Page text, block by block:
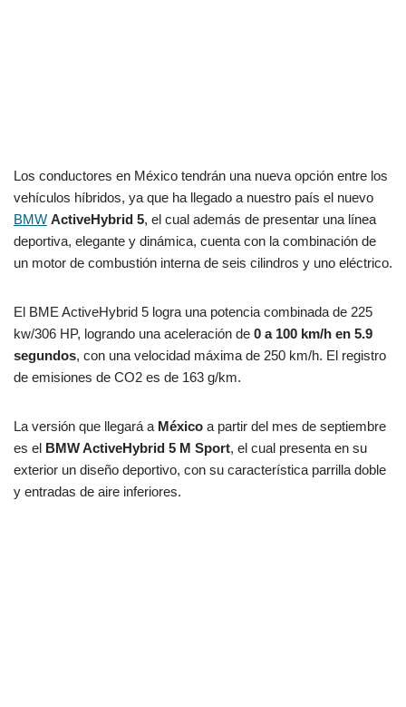
Los conductores en México tendrán una nueva opción entre los
vehículos híbridos, ya que ha llegado a nuestro país el nuevo
BMW ActiveHybrid 5, el cual además de presentar una línea
deportiva, elegante y dinámica, cuenta con la combinación de
un motor de combustión interna de seis cilindros y uno eléctrico.
El BME ActiveHybrid 5 logra una potencia combinada de 225
kw/306 HP, logrando una aceleración de 0 a 100 km/h en 5.9
segundos, con una velocidad máxima de 250 km/h. El registro
de emisiones de CO2 es de 163 g/km.
La versión que llegará a México a partir del mes de septiembre
es el BMW ActiveHybrid 5 M Sport, el cual presenta en su
exterior un diseño deportivo, con su característica parrilla doble
y entradas de aire inferiores.